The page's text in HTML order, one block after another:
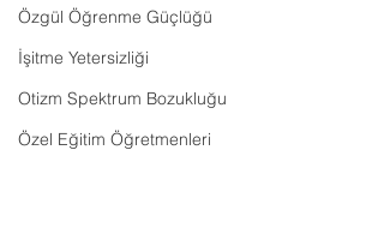
Özgül Öğrenme Güçlüğü
İşitme Yetersizliği
Otizm Spektrum Bozukluğu
Özel Eğitim Öğretmenleri